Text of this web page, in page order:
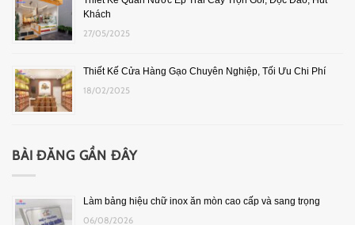
Khách
27/05/2025
Thiết Kế Cửa Hàng Gạo Chuyên Nghiệp, Tối Ưu Chi Phí
18/02/2025
BÀI ĐĂNG GẦN ĐÂY
Làm bảng hiệu chữ inox ăn mòn cao cấp và sang trọng
06/08/2026